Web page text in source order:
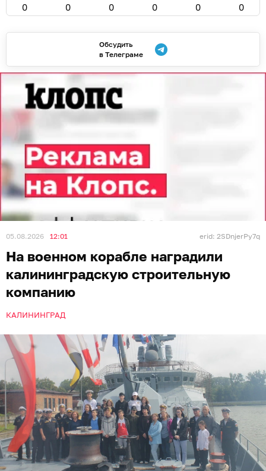
0 0 0 0 0 0
Обсудить
в Телеграме
05.08.2026 12:01 erid: 2SDnjerPy7q
На военном корабле наградили
калининградскую строительную
компанию
КАЛИНИНГРАД